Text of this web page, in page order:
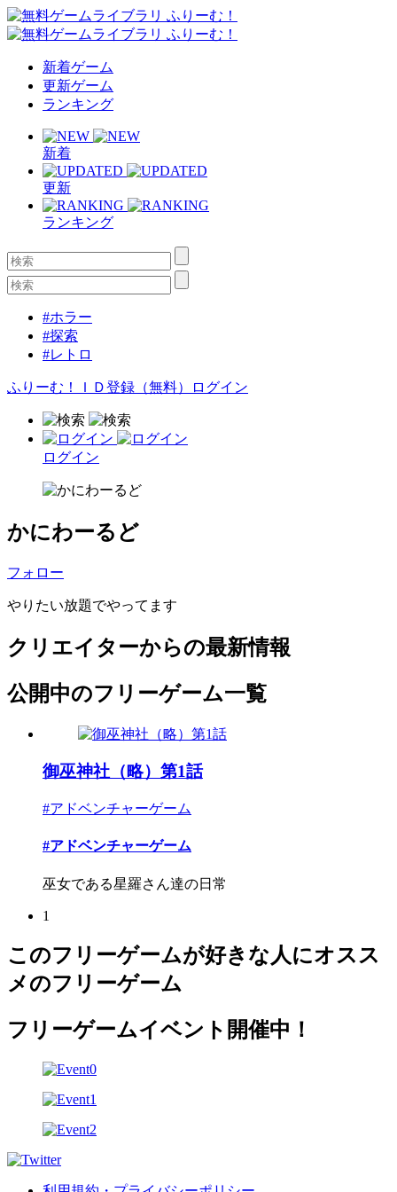
新着ゲーム
更新ゲーム
ランキング
新着
更新
ランキング
#ホラー
#探索
#レトロ
ふりーむ！ＩＤ登録（無料） ログイン
ログイン
かにわーるど
フォロー
やりたい放題でやってます
クリエイターからの最新情報
公開中のフリーゲーム一覧
御巫神社（略）第1話
#アドベンチャーゲーム
#アドベンチャーゲーム
巫女である星羅さん達の日常
1
このフリーゲームが好きな人にオスス
メのフリーゲーム
フリーゲームイベント開催中！